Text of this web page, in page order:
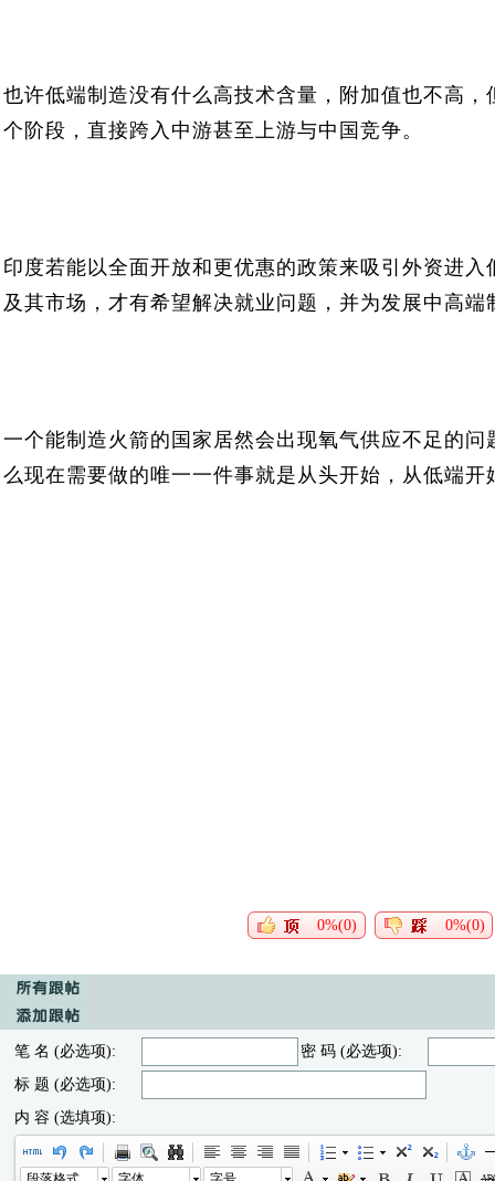
也许低端制造没有什么高技术含量，附加值也不高
个阶段，直接跨入中游甚至上游与中国竞争。
印度若能以全面开放和更优惠的政策来吸引外资进
及其市场，才有希望解决就业问题，并为发展中高端
一个能制造火箭的国家居然会出现氧气供应不足的
么现在需要做的唯一一件事就是从头开始，从低端
0%(0) 0%(0)
笔 名 (必选项):
密 码 (必选项):
标 题 (必选项):
内 容 (选填项):